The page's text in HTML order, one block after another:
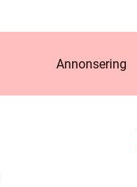
Annonsering